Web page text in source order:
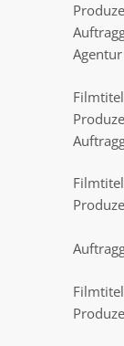
Agentur
Filmtitel
Filmtitel
Filmtitel